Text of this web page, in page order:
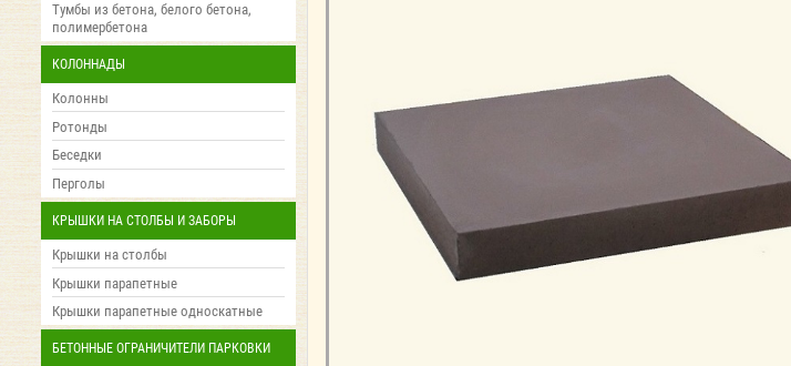
Тумбы из бетона, белого бетона,
полимербетона
КОЛОННАДЫ
Колонны
Ротонды
Беседки
Перголы
КРЫШКИ НА СТОЛБЫ И ЗАБОРЫ
Крышки на столбы
Крышки парапетные
Крышки парапетные односкатные
БЕТОННЫЕ ОГРАНИЧИТЕЛИ ПАРКОВКИ